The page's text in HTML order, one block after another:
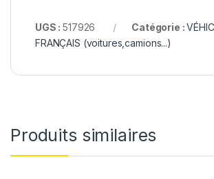
UGS :517926 Catégorie :
FRANÇAIS (voitures,camions...)
Produits similaires